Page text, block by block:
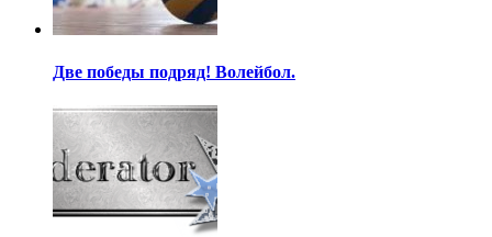
Две победы подряд! Волейбол.